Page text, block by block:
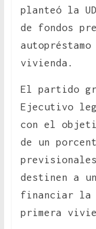
planteó la
de fondos
vivienda.
El partido
Ejecutivo
con el
de un
destinen a
financiar la
primera